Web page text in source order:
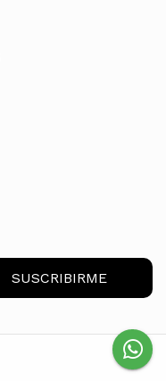
SUSCRIBIRME